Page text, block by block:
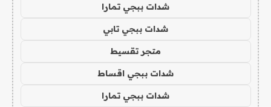
شدات ببجي تمارا
شدات ببجي تابي
متجر تقسيط
شدات ببجي اقساط
شدات ببجي تمارا